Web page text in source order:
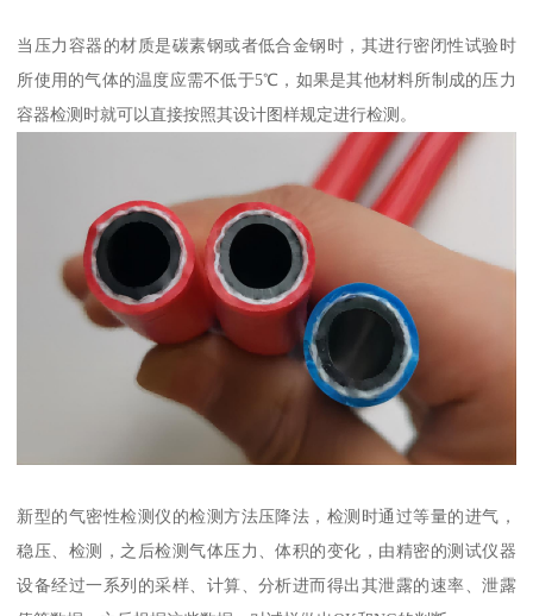
当压力容器的材质是碳素钢或者低合金钢时，其进行密闭性试验时
所使用的气体的温度应需不低于5℃，如果是其他材料所制成的压力
容器检测时就可以直接按照其设计图样规定进行检测。
新型的气密性检测仪的检测方法压降法，检测时通过等量的进气，
稳压、检测，之后检测气体压力、体积的变化，由精密的测试仪器
设备经过一系列的采样、计算、分析进而得出其泄露的速率、泄露